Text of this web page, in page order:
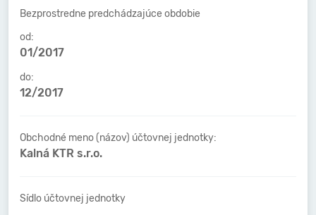
Bezprostredne predchádzajúce obdobie
od:
01/2017
do:
12/2017
Obchodné meno (názov) účtovnej jednotky:
Kalná KTR s.r.o.
Sídlo účtovnej jednotky